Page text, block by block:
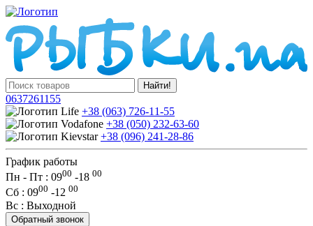
Найти!
0637261155
+38 (063) 726-11-55
+38 (050) 232-63-60
+38 (096) 241-28-86
График работы
Пн - Пт : 0900 -18 00
Сб : 0900 -12 00
Вс : Выходной
Обратный звонок